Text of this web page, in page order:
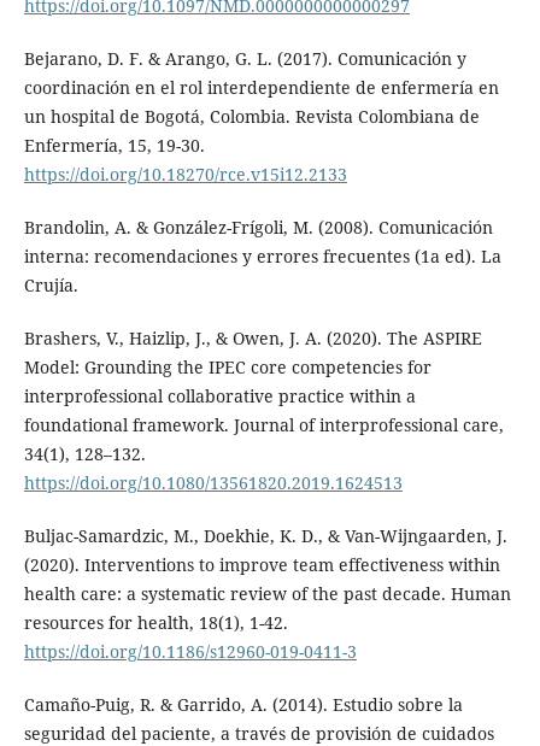
https://doi.org/10.1097/NMD.0000000000000297
Bejarano, D. F. & Arango, G. L. (2017). Comunicación y
coordinación en el rol interdependiente de enfermería en
un hospital de Bogotá, Colombia. Revista Colombiana de
Enfermería, 15, 19-30.
https://doi.org/10.18270/rce.v15i12.2133
Brandolin, A. & González-Frígoli, M. (2008). Comunicación
interna: recomendaciones y errores frecuentes (1a ed). La
Crujía.
Brashers, V., Haizlip, J., & Owen, J. A. (2020). The ASPIRE
Model: Grounding the IPEC core competencies for
interprofessional collaborative practice within a
foundational framework. Journal of interprofessional care,
34(1), 128–132.
https://doi.org/10.1080/13561820.2019.1624513
Buljac-Samardzic, M., Doekhie, K. D., & Van-Wijngaarden, J.
(2020). Interventions to improve team effectiveness within
health care: a systematic review of the past decade. Human
resources for health, 18(1), 1-42.
https://doi.org/10.1186/s12960-019-0411-3
Camaño-Puig, R. & Garrido, A. (2014). Estudio sobre la
seguridad del paciente, a través de provisión de cuidados